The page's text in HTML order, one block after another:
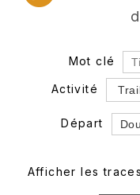
Mot clé
Activité
Départ
Afficher les